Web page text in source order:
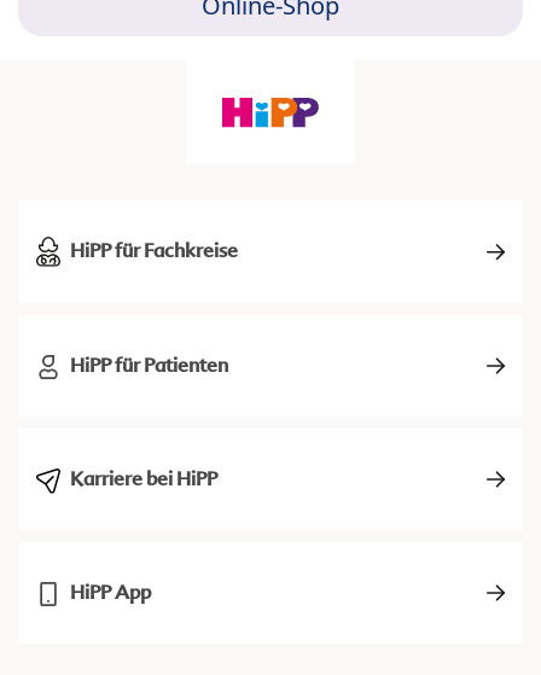
HiPP für Fachkreise
HiPP für Patienten
Karriere bei HiPP
HiPP App